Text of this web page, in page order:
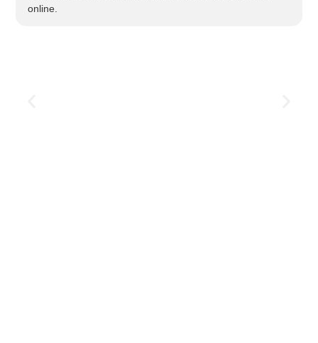
online.